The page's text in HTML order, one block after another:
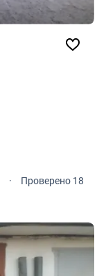
·
Проверено 18